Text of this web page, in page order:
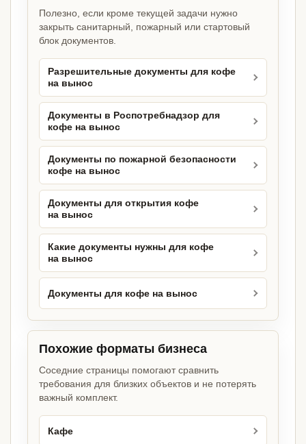
Полезно, если кроме текущей задачи нужно
закрыть санитарный, пожарный или стартовый
блок документов.
Разрешительные документы для кофе
на вынос
Документы в Роспотребнадзор для
кофе на вынос
Документы по пожарной безопасности
кофе на вынос
Документы для открытия кофе
на вынос
Какие документы нужны для кофе
на вынос
Документы для кофе на вынос
Похожие форматы бизнеса
Соседние страницы помогают сравнить
требования для близких объектов и не потерять
важный комплект.
Кафе